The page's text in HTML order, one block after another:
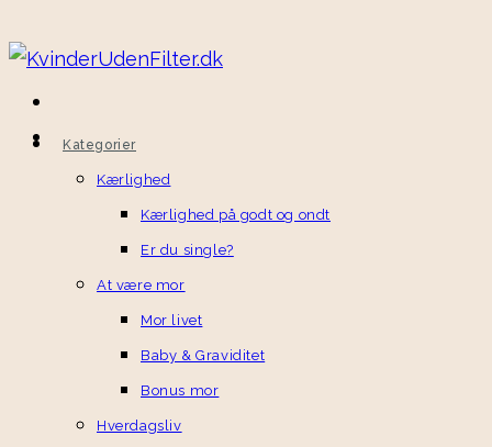
to
content
Kategorier
Kærlighed
Kærlighed på godt og ondt
Er du single?
At være mor
Mor livet
Baby & Graviditet
Bonus mor
Hverdagsliv